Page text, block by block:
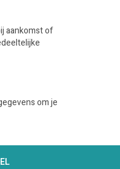
aankomst of
om je